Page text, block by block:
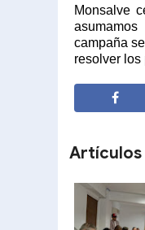
Monsalve
campaña
resolver los
Artículos